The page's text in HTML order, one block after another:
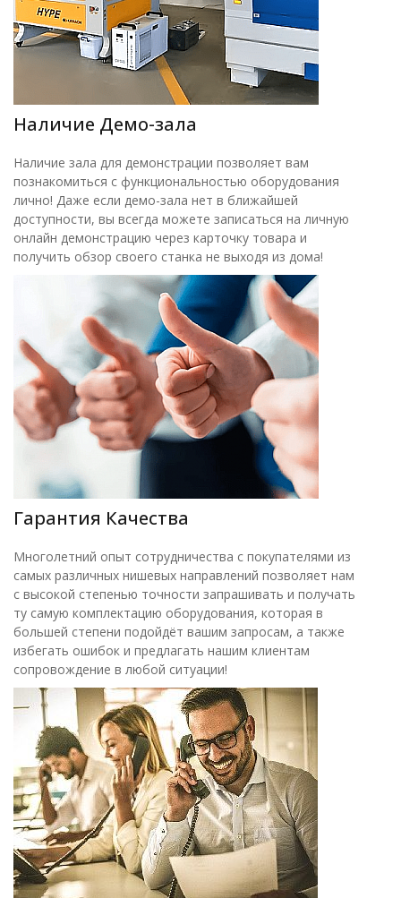
Наличие Демо-зала
Наличие зала для демонстрации позволяет вам
познакомиться с функциональностью оборудования
лично! Даже если демо-зала нет в ближайшей
доступности, вы всегда можете записаться на личную
онлайн демонстрацию через карточку товара и
получить обзор своего станка не выходя из дома!
Гарантия Качества
Многолетний опыт сотрудничества с покупателями из
самых различных нишевых направлений позволяет нам
с высокой степенью точности запрашивать и получать
ту самую комплектацию оборудования, которая в
большей степени подойдёт вашим запросам, а также
избегать ошибок и предлагать нашим клиентам
сопровождение в любой ситуации!